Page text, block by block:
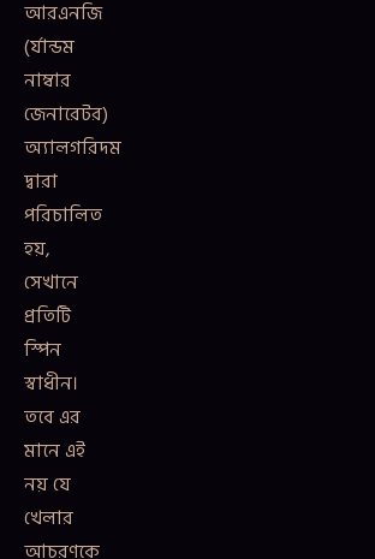
আরএনজি
(র্যান্ডম
নাম্বার
জেনারেটর)
অ্যালগরিদম
দ্বারা
পরিচালিত
হয়,
সেখানে
প্রতিটি
স্পিন
স্বাধীন।
তবে এর
মানে এই
নয় যে
খেলার
আচরণকে